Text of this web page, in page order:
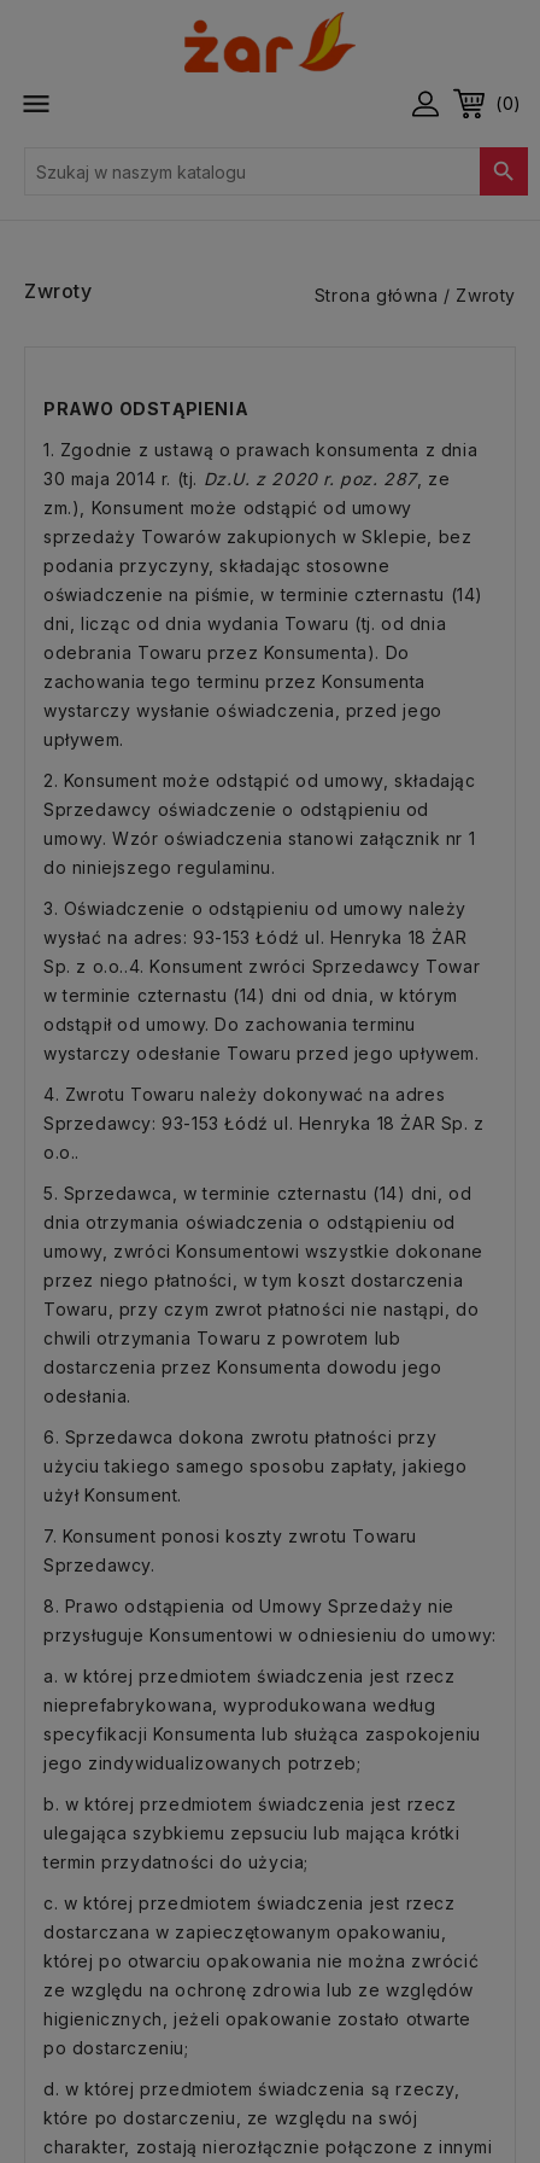
 (0)

Zwroty Strona główna Zwroty
PRAWO ODSTĄPIENIA
1. Zgodnie z ustawą o prawach konsumenta z dnia
30 maja 2014 r. (tj. Dz.U. z 2020 r. poz. 287, ze
zm.), Konsument może odstąpić od umowy
sprzedaży Towarów zakupionych w Sklepie, bez
podania przyczyny, składając stosowne
oświadczenie na piśmie, w terminie czternastu (14)
dni, licząc od dnia wydania Towaru (tj. od dnia
odebrania Towaru przez Konsumenta). Do
zachowania tego terminu przez Konsumenta
wystarczy wysłanie oświadczenia, przed jego
upływem.
2. Konsument może odstąpić od umowy, składając
Sprzedawcy oświadczenie o odstąpieniu od
umowy. Wzór oświadczenia stanowi załącznik nr 1
do niniejszego regulaminu.
3. Oświadczenie o odstąpieniu od umowy należy
wysłać na adres: 93-153 Łódź ul. Henryka 18 ŻAR
Sp. z o.o..4. Konsument zwróci Sprzedawcy Towar
w terminie czternastu (14) dni od dnia, w którym
odstąpił od umowy. Do zachowania terminu
wystarczy odesłanie Towaru przed jego upływem.
4. Zwrotu Towaru należy dokonywać na adres
Sprzedawcy: 93-153 Łódź ul. Henryka 18 ŻAR Sp. z
o.o..
5. Sprzedawca, w terminie czternastu (14) dni, od
dnia otrzymania oświadczenia o odstąpieniu od
umowy, zwróci Konsumentowi wszystkie dokonane
przez niego płatności, w tym koszt dostarczenia
Towaru, przy czym zwrot płatności nie nastąpi, do
chwili otrzymania Towaru z powrotem lub
dostarczenia przez Konsumenta dowodu jego
odesłania.
6. Sprzedawca dokona zwrotu płatności przy
użyciu takiego samego sposobu zapłaty, jakiego
użył Konsument.
7. Konsument ponosi koszty zwrotu Towaru
Sprzedawcy.
8. Prawo odstąpienia od Umowy Sprzedaży nie
przysługuje Konsumentowi w odniesieniu do umowy:
a. w której przedmiotem świadczenia jest rzecz
nieprefabrykowana, wyprodukowana według
specyfikacji Konsumenta lub służąca zaspokojeniu
jego zindywidualizowanych potrzeb;
b. w której przedmiotem świadczenia jest rzecz
ulegająca szybkiemu zepsuciu lub mająca krótki
termin przydatności do użycia;
c. w której przedmiotem świadczenia jest rzecz
dostarczana w zapieczętowanym opakowaniu,
której po otwarciu opakowania nie można zwrócić
ze względu na ochronę zdrowia lub ze względów
higienicznych, jeżeli opakowanie zostało otwarte
po dostarczeniu;
d. w której przedmiotem świadczenia są rzeczy,
które po dostarczeniu, ze względu na swój
charakter, zostają nierozłącznie połączone z innymi